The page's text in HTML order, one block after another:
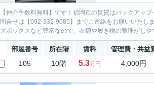
【仲介手数料無料】です！福岡市の賃貸はバックアッ
問合せは【092-332-9085】までご連絡をお願いいたし
ズボックスなど豊富なので、衣類や履き物の整理がし
部屋番号 所在階 賃料 管理費・共益
105 10階 5.3万円 4,000円